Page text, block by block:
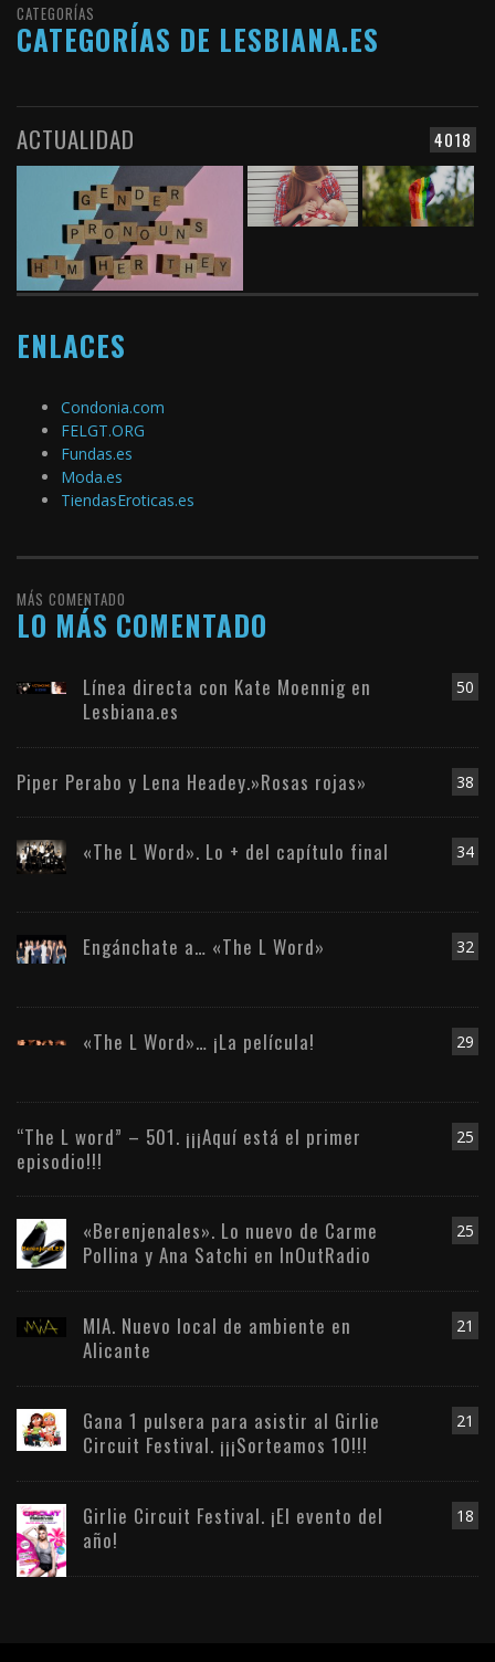
CATEGORÍAS
CATEGORÍAS DE LESBIANA.ES
4018
ACTUALIDAD
ENLACES
Condonia.com
FELGT.ORG
Fundas.es
Moda.es
TiendasEroticas.es
MÁS COMENTADO
LO MÁS COMENTADO
50
Línea directa con Kate Moennig en
Lesbiana.es
38
Piper Perabo y Lena Headey.»Rosas rojas»
34
«The L Word». Lo + del capítulo final
32
Engánchate a… «The L Word»
29
«The L Word»… ¡La película!
25
“The L word” – 501. ¡¡¡Aquí está el primer
episodio!!!
25
«Berenjenales». Lo nuevo de Carme
Pollina y Ana Satchi en InOutRadio
21
MIA. Nuevo local de ambiente en
Alicante
21
Gana 1 pulsera para asistir al Girlie
Circuit Festival. ¡¡¡Sorteamos 10!!!
18
Girlie Circuit Festival. ¡El evento del
año!